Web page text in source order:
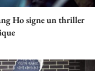
Ho signe un thriller